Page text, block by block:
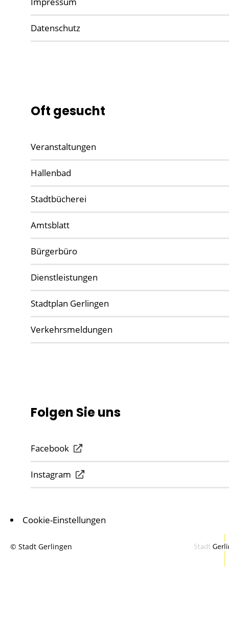
Datenschutz
Oft gesucht
Veranstaltungen
Hallenbad
Stadtbücherei
Amtsblatt
Bürgerbüro
Dienstleistungen
Stadtplan Gerlingen
Verkehrsmeldungen
Folgen Sie uns
Facebook
Instagram
Cookie-Einstellungen
© Stadt Gerlingen